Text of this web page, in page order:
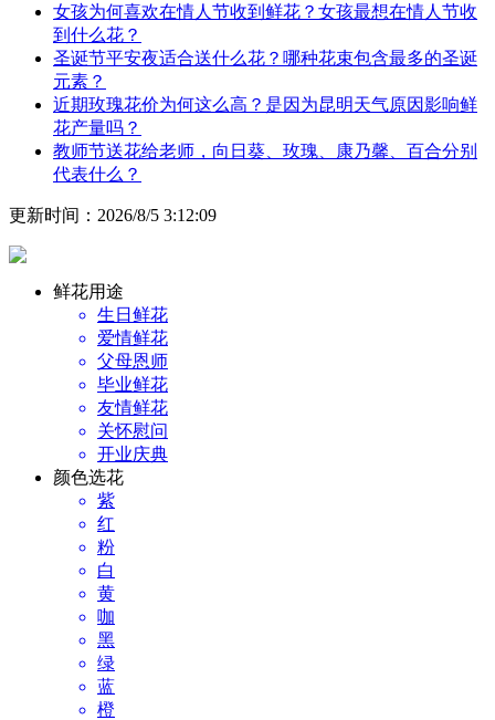
女孩为何喜欢在情人节收到鲜花？女孩最想在情人节收
到什么花？
圣诞节平安夜适合送什么花？哪种花束包含最多的圣诞
元素？
近期玫瑰花价为何这么高？是因为昆明天气原因影响鲜
花产量吗？
教师节送花给老师，向日葵、玫瑰、康乃馨、百合分别
代表什么？
更新时间：2026/8/5 3:12:09
鲜花用途
生日鲜花
爱情鲜花
父母恩师
毕业鲜花
友情鲜花
关怀慰问
开业庆典
颜色选花
紫
红
粉
白
黄
咖
黑
绿
蓝
橙